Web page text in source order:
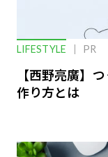
LIFESTYLE PR
【西野亮廣】
作り方とは